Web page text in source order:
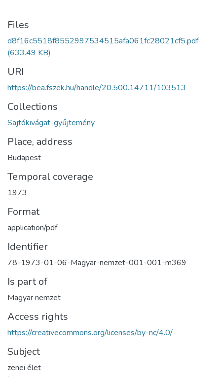
Files
d8f16c5518f8552997534515afa061fc28021cf5.pdf
(633.49 KB)
URI
https://bea.fszek.hu/handle/20.500.14711/103513
Collections
Sajtókivágat-gyűjtemény
Place, address
Budapest
Temporal coverage
1973
Format
application/pdf
Identifier
78-1973-01-06-Magyar-nemzet-001-001-m369
Is part of
Magyar nemzet
Access rights
https://creativecommons.org/licenses/by-nc/4.0/
Subject
zenei élet